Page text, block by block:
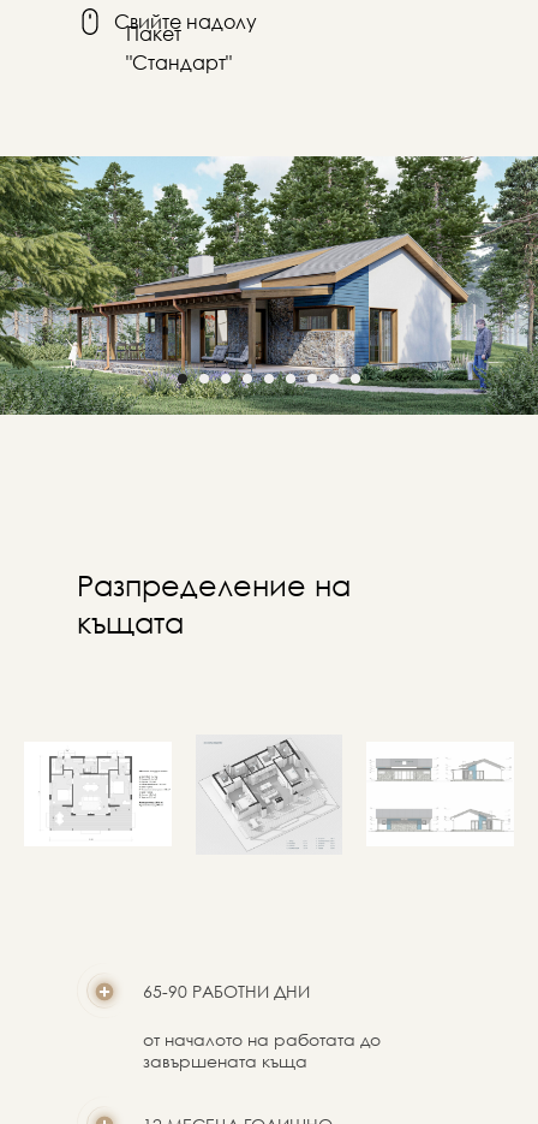
Свийте надолу
Пакет
"Стандарт"
Разпределение на
къщата
65-90 РАБОТНИ ДНИ
от началото на работата до
завършената къща